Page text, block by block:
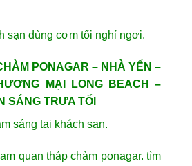
sạn dùng cơm tối nghỉ ngơi.
PONAGAR – NHÀ YẾN –
MẠI LONG BEACH –
SÁNG TRƯA TỐI
sáng tại khách sạn.
quan tháp chàm ponagar. tìm